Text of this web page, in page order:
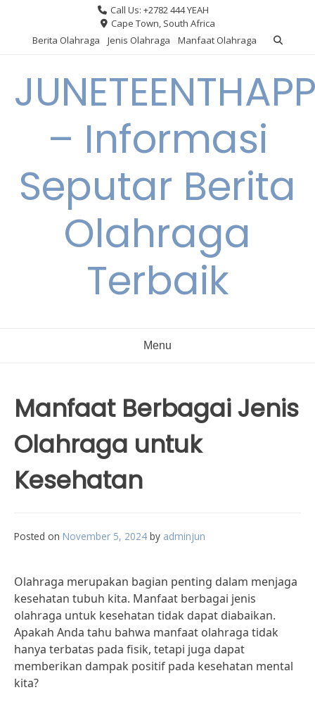
content
Call Us: +2782 444 YEAH
Cape Town, South Africa
Berita Olahraga
Jenis Olahraga Manfaat Olahraga
– Informasi
Seputar Berita
Olahraga
Terbaik
Menu
Manfaat Berbagai Jenis
Olahraga untuk
Kesehatan
Posted on November 5, 2024 by adminjun
Olahraga merupakan bagian penting dalam menjaga
kesehatan tubuh kita. Manfaat berbagai jenis
olahraga untuk kesehatan tidak dapat diabaikan.
Apakah Anda tahu bahwa manfaat olahraga tidak
hanya terbatas pada fisik, tetapi juga dapat
memberikan dampak positif pada kesehatan mental
kita?